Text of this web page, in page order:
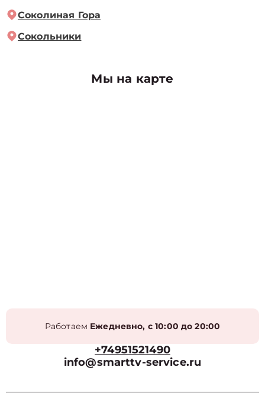
Соколиная Гора
Сокольники
Мы на карте
Работаем Ежедневно, с 10:00 до 20:00
+74951521490
info@smarttv-service.ru